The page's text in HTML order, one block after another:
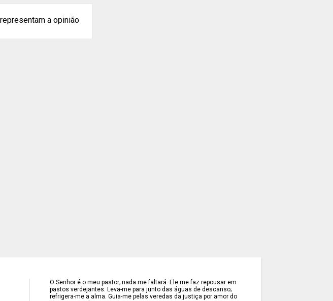
a opinião
O Senhor é o meu pastor; nada me faltará. Ele me faz repousar em
pastos verdejantes. Leva-me para junto das águas de descanso;
refrigera-me a alma. Guia-me pelas veredas da justiça por amor do